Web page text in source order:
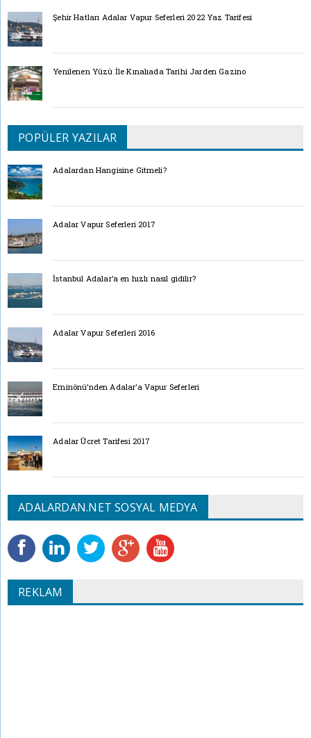
Şehir Hatları Adalar Vapur Seferleri 2022 Yaz Tarifesi
Yenilenen Yüzü İle Kınalıada Tarihi Jarden Gazino
POPÜLER YAZILAR
Adalardan Hangisine Gitmeli?
Adalar Vapur Seferleri 2017
İstanbul Adalar’a en hızlı nasıl gidilir?
Adalar Vapur Seferleri 2016
Eminönü’nden Adalar’a Vapur Seferleri
Adalar Ücret Tarifesi 2017
ADALARDAN.NET SOSYAL MEDYA
REKLAM